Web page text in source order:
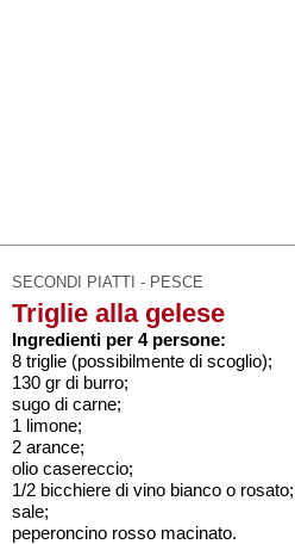
SECONDI PIATTI - PESCE
Triglie alla gelese
Ingredienti per 4 persone:
8 triglie (possibilmente di scoglio);
130 gr di burro;
sugo di carne;
1 limone;
2 arance;
olio casereccio;
1/2 bicchiere di vino bianco o rosato;
sale;
peperoncino rosso macinato.